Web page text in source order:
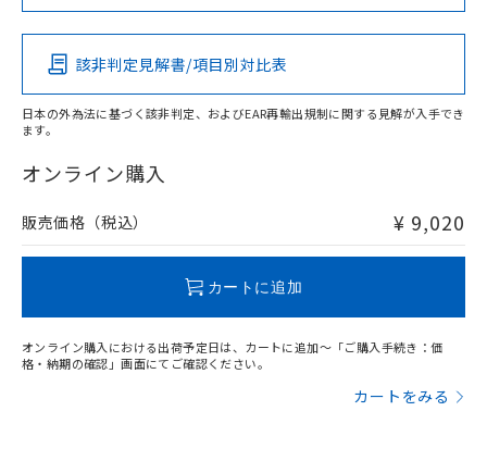
Pb Hg Cd Cr(VI)
O
在庫等で未対応品が混在する可能性があります。
問い合わせください。
この製品の規格認証/適合状況ページへ
その他の認証はこちらのページからご検索ください
該非判定見解書/項目別対比表
日本の外為法に基づく該非判定、およびEAR再輸出規制に関する見解が入手でき
ます。
オンライン購入
販売価格（税込） ¥ 9,020
カートに追加
オンライン購入における出荷予定日は、カートに追加～「ご購入手続き：価
格・納期の確認」画面にてご確認ください。
カートをみる